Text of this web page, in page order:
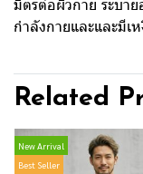
มิตรต่อผิวกาย ระบา
กำลังกายและและมีเ
Related
New Arrival
Best Seller